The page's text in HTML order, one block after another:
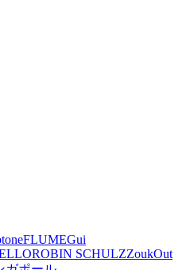
FLUMEGui
ROBIN SCHULZZoukOut